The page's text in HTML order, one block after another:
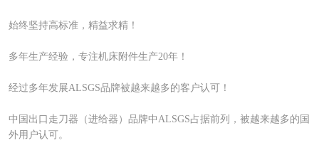
始终坚持高标准，精益求精！
多年生产经验，专注机床附件生产20年！
经过多年发展ALSGS品牌被越来越多的客户认可！
中国出口走刀器（进给器）品牌中ALSGS占据前列，被越来越多的国
外用户认可。